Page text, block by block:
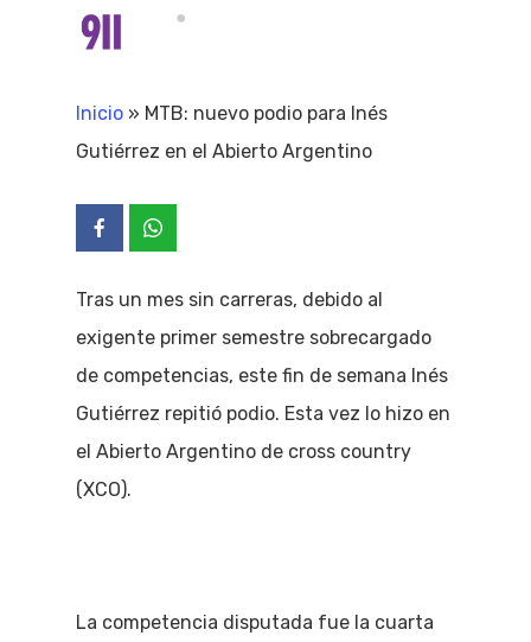
Inicio » MTB: nuevo podio para Inés
Gutiérrez en el Abierto Argentino
Tras un mes sin carreras, debido al
exigente primer semestre sobrecargado
de competencias, este fin de semana Inés
Gutiérrez repitió podio. Esta vez lo hizo en
el Abierto Argentino de cross country
(XCO).
La competencia disputada fue la cuarta